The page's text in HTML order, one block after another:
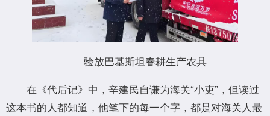
验放巴基斯坦春耕生产农具
在《代后记》中，辛建民自谦为海关“小吏”，但读过
这本书的人都知道，他笔下的每一个字，都是对海关人最